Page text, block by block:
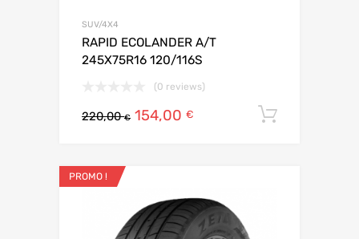
SUV/4X4
RAPID ECOLANDER A/T
245X75R16 120/116S
(0 reviews)
220,00€ 154,00 €
PROMO !